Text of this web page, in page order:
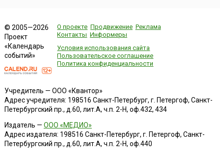
© 2005—2026
Проект
«Календарь
событий»
О проекте Продвижение Реклама
Контакты Информеры
Условия использования сайта
Пользовательское соглашение
Политика конфиденциальности
Учредитель — ООО «Квантор»
Адрес учредителя: 198516 Санкт-Петербург, г. Петергоф, Санкт-
Петербургский пр., д.60, лит.А, ч.п. 2-Н, оф.432, 434
Издатель — ООО «МЕДИО»
Адрес издателя: 198516 Санкт-Петербург, г. Петергоф, Санкт-
Петербургский пр., д.60, лит.А, ч.п. 2-Н, оф.440